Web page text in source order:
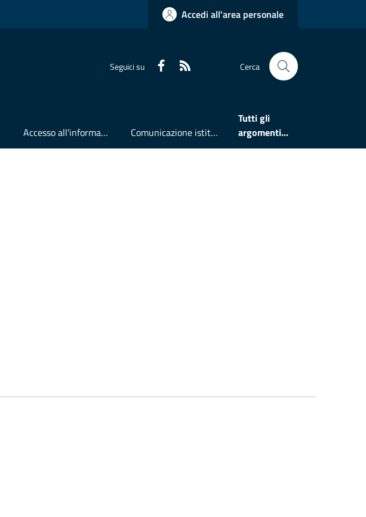
Accedi all'area personale
Seguici su Faceboook Cerca
Accesso all'informazione Comunicazione istituzionale
Tutti gli
argomenti...